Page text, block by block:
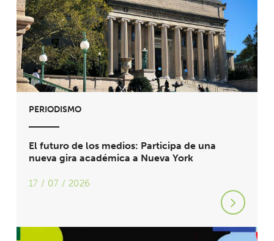
PERIODISMO
El futuro de los medios: Participa de una
nueva gira académica a Nueva York
17 / 07 / 2026